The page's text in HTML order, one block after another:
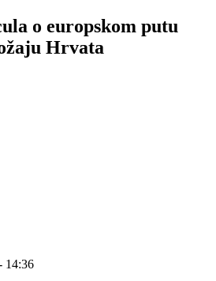
o europskom putu
Hrvata
14:36